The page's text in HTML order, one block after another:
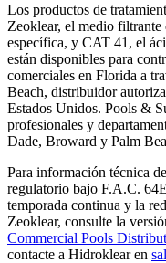
Los productos de
Zeoklear, el medio
específica, y CAT 41, el
están disponibles para
comerciales en Florida a
Beach, distribuidor
Estados Unidos. Pools &
profesionales y
Dade, Broward y Palm
Para información técnica
regulatorio bajo F.A.C.
temporada continua y la
Zeoklear, consulte la
Commercial Pools
contacte a Hidroklear en